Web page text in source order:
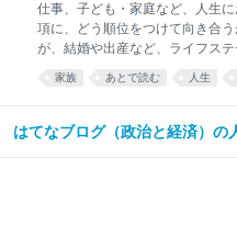
由、前近代の民衆にとって好ま
うことをきかなくても済んだ部分
中央集権化や社会契約化によっ
子なども批判的に書いている。
か、みたいなことま
仕事、子ども・家庭など、人生
項に、どう順位をつけて向き合う
が、結婚や出産など、ライフス
悩む問題です。 共働きで小学生
ガーのはせおやさいさんも、働
今回はそんなはせさんに、これ
家族 あとで読む 人生
はてなブログ（政治と経済）の